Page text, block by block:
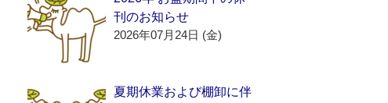
刊のお知らせ
2026年07月24日 (金)
夏期休業および棚卸に伴